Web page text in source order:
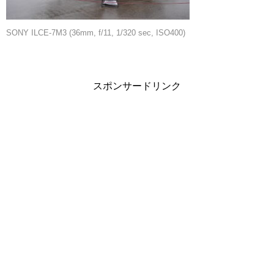
SONY ILCE-7M3 (36mm, f/11, 1/320 sec, ISO400)
スポンサードリンク